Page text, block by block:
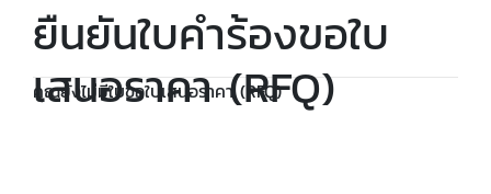
ยืนยันใบคำร้องขอใบ
เสนอราคา (RFQ)
คุณยังไม่มีใบขอใบเสนอราคา (RFQ)